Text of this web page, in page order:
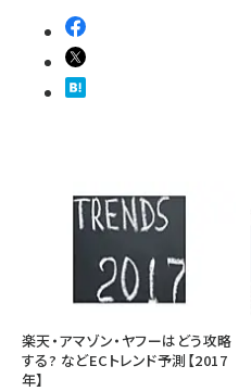
楽天・アマゾン・ヤフーはどう攻略
する? などECトレンド予測【2017
年】